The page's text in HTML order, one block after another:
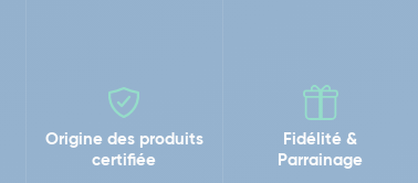
Origine des produits
certifiée
Fidélité &
Parrainage